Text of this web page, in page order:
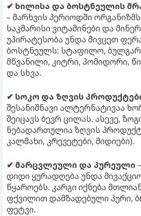
✔ ხილისა და ბოსტნეულის
– მარხვის პერიოდში
საკმარისი ვიტამინები და
უპირატესობა უნდა მივცეთ
ბოსტნეულს: სტაფილო,
მწვანილი, კიტრი, პომიდორი,
და სხვა.
✔ სოკო და ზღვის
შესანიშნავი ალტერნატივაა
შეიცავს ბევრ ცილას. ასევე,
ნებადართულია ზღვის
კალმახი, კრევეტები, მიდიები).
✔ მარცვლეული და პურეული
დიდი ყურადღება უნდა
წყაროებს. კარგი იქნება
ფქვილით დამზადებული პური,
ფეტვი.